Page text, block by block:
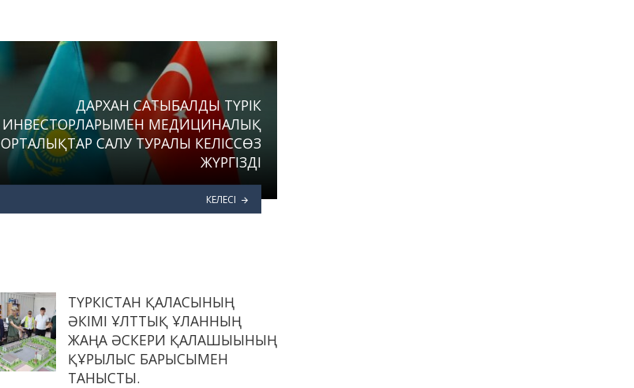
ДАРХАН САТЫБАЛДЫ ТҮРІК
ИНВЕСТОРЛАРЫМЕН МЕДИЦИНАЛЫҚ
ОРТАЛЫҚТАР САЛУ ТУРАЛЫ КЕЛІССӨЗ
ЖҮРГІЗДІ
КЕЛЕСІ
ТҮРКІСТАН ҚАЛАСЫНЫҢ
ӘКІМІ ҰЛТТЫҚ ҰЛАННЫҢ
ЖАҢА ӘСКЕРИ ҚАЛАШЫҒЫНЫҢ
ҚҰРЫЛЫС БАРЫСЫМЕН
ТАНЫСТЫ.